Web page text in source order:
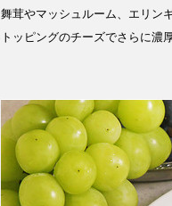
舞茸やマッシュルーム、エリン
トッピングのチーズでさらに濃